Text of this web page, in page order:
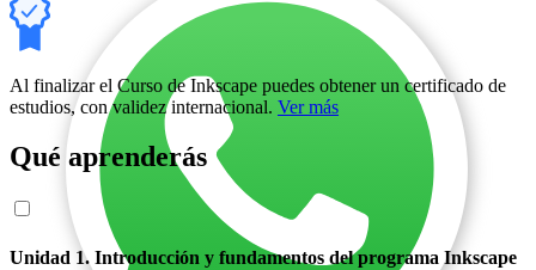
Al finalizar el Curso de Inkscape puedes obtener un certificado de
estudios, con validez internacional. Ver más
Qué aprenderás
Unidad 1. Introducción y fundamentos del programa Inkscape